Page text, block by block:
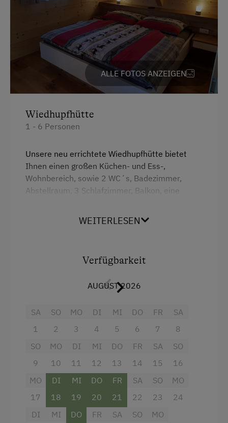
Für max. 6 Personen
Ferienhaus am Bergbauernhof
Premiumhütte
Ausstattung der Wohneinheit
Bettwäsche vorhanden
E-Herd
Geschirr vorhanden
Mikrowelle
Geschirrspüler
Waschmaschine
Ohne Verpflegung
Regionale Spezialitäten
Internet
WiFi
Freizeitaktivitäten am Betrieb und in der
Umgebung
ALLE FOTOS ANZEIGEN
Wiedhupfhütte
1 - 6 Personen
Unsere neu errichtete Wiedhupfhütte bietet
Ihnen einen großen Küchen- und Ess-,
Wohnbereich, sowie 2 WC´s, Badezimmer,
Abstellraum, 3 Schlafzimmer, Balkon, eine
Feuerstelle im Außenbereich.
WEITERLESEN
Verfügbarkeit
AUGUST 2026
SA
1
SO
2
MO
3
DI
4
MI
5
DO
6
FR
7
SA
8
SO
9
MO
10
DI
11
MI
12
DO
13
FR
14
SA
15
SO
16
MO
17
DI
18
MI
19
DO
20
FR
21
SA
22
SO
23
MO
24
DI
MI
DO
FR
SA
SO
MO